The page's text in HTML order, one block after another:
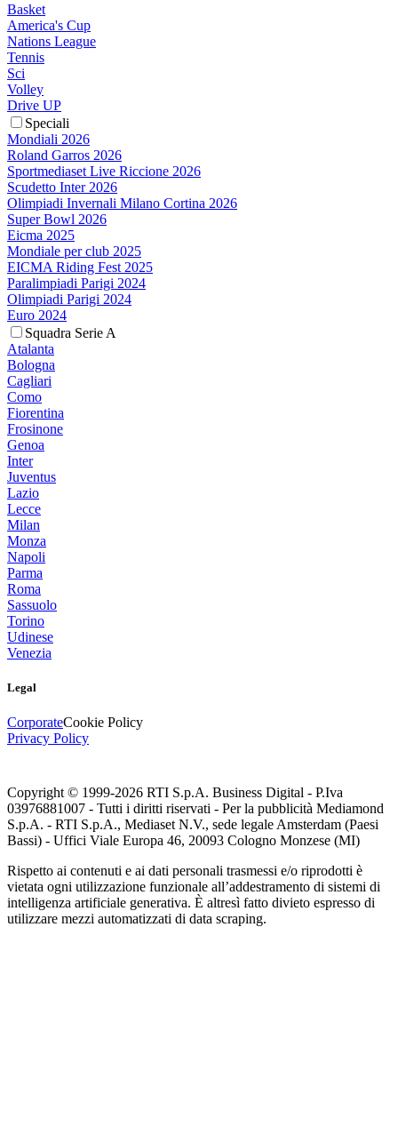
Basket
America's Cup
Nations League
Tennis
Sci
Volley
Drive UP
Speciali
Mondiali 2026
Roland Garros 2026
Sportmediaset Live Riccione 2026
Scudetto Inter 2026
Olimpiadi Invernali Milano Cortina 2026
Super Bowl 2026
Eicma 2025
Mondiale per club 2025
EICMA Riding Fest 2025
Paralimpiadi Parigi 2024
Olimpiadi Parigi 2024
Euro 2024
Squadra Serie A
Atalanta
Bologna
Cagliari
Como
Fiorentina
Frosinone
Genoa
Inter
Juventus
Lazio
Lecce
Milan
Monza
Napoli
Parma
Roma
Sassuolo
Torino
Udinese
Venezia
Legal
CorporateCookie Policy
Privacy Policy
Copyright © 1999-2026 RTI S.p.A. Business Digital - P.Iva
03976881007 - Tutti i diritti riservati - Per la pubblicità Mediamond
S.p.A. - RTI S.p.A., Mediaset N.V., sede legale Amsterdam (Paesi
Bassi) - Uffici Viale Europa 46, 20093 Cologno Monzese (MI)
Rispetto ai contenuti e ai dati personali trasmessi e/o riprodotti è
vietata ogni utilizzazione funzionale all’addestramento di sistemi di
intelligenza artificiale generativa. È altresì fatto divieto espresso di
utilizzare mezzi automatizzati di data scraping.